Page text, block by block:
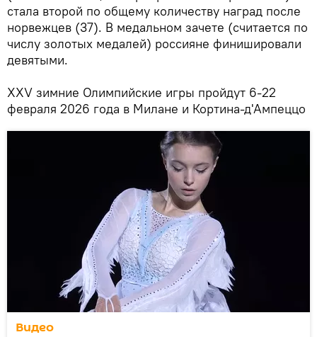
стала второй по общему количеству наград после
норвежцев (37). В медальном зачете (считается по
числу золотых медалей) россияне финишировали
девятыми.
XXV зимние Олимпийские игры пройдут 6-22
февраля 2026 года в Милане и Кортина-д'Ампеццо
Видео